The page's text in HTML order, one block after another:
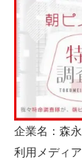
企業名：森
利用メディ